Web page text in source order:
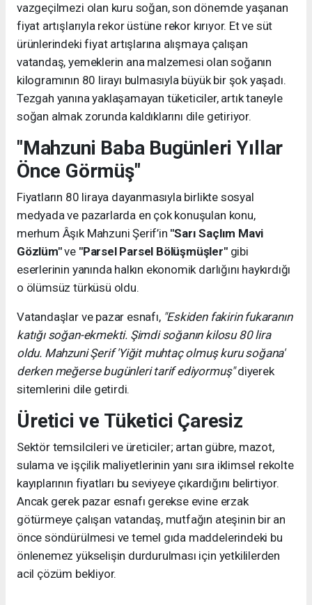
vazgeçilmezi olan kuru soğan, son dönemde yaşanan
fiyat artışlarıyla rekor üstüne rekor kırıyor. Et ve süt
ürünlerindeki fiyat artışlarına alışmaya çalışan
vatandaş, yemeklerin ana malzemesi olan soğanın
kilogramının 80 lirayı bulmasıyla büyük bir şok yaşadı.
Tezgah yanına yaklaşamayan tüketiciler, artık taneyle
soğan almak zorunda kaldıklarını dile getiriyor.
"Mahzuni Baba Bugünleri Yıllar
Önce Görmüş"
Fiyatların 80 liraya dayanmasıyla birlikte sosyal
medyada ve pazarlarda en çok konuşulan konu,
merhum Âşık Mahzuni Şerif’in "Sarı Saçlım Mavi
Gözlüm"ve "Parsel Parsel Bölüşmüşler"gibi
eserlerinin yanında halkın ekonomik darlığını haykırdığı
o ölümsüz türküsü oldu.
Vatandaşlar ve pazar esnafı, "Eskiden fakirin fukaranın
katığı soğan-ekmekti. Şimdi soğanın kilosu 80 lira
oldu. Mahzuni Şerif 'Yiğit muhtaç olmuş kuru soğana'
derken meğerse bugünleri tarif ediyormuş"diyerek
sitemlerini dile getirdi.
Üretici ve Tüketici Çaresiz
Sektör temsilcileri ve üreticiler; artan gübre, mazot,
sulama ve işçilik maliyetlerinin yanı sıra iklimsel rekolte
kayıplarının fiyatları bu seviyeye çıkardığını belirtiyor.
Ancak gerek pazar esnafı gerekse evine erzak
götürmeye çalışan vatandaş, mutfağın ateşinin bir an
önce söndürülmesi ve temel gıda maddelerindeki bu
önlenemez yükselişin durdurulması için yetkililerden
acil çözüm bekliyor.